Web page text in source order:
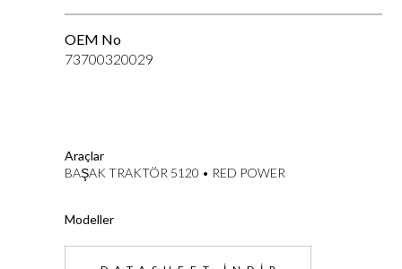
OEM No
73700320029
Araçlar
BAŞAK TRAKTÖR 5120 • RED POWER
Modeller